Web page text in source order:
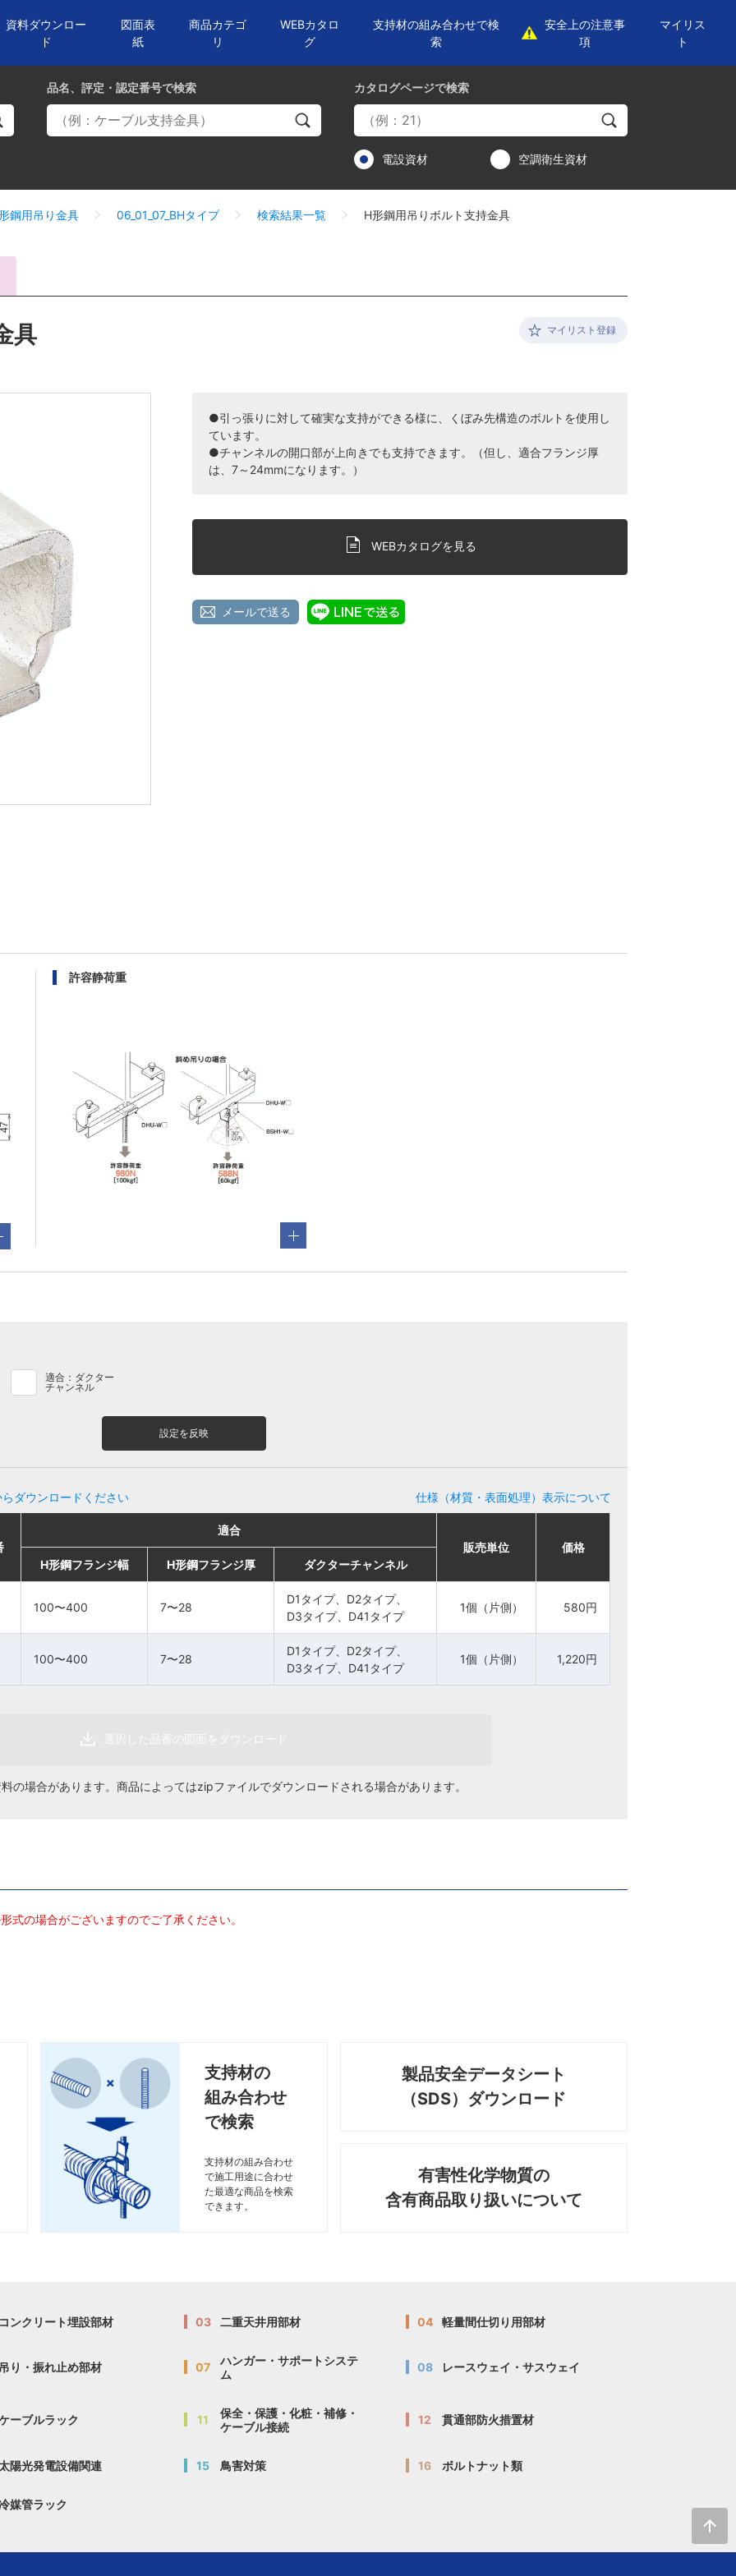
資料ダウンロー
ド
図面表
紙
商品カテゴ
リ
WEBカタロ
グ
支持材の組み合わせで検
索
安全上の注意事
項
マイリス
ト
カタログページで検索
電設資材 空調衛生資材
品名、評定・認定番号で検索
鋼用吊り金具 06_01_07_BHタイプ 検索結果一覧 H形鋼用吊りボルト支持金具
具 マイリスト登録
●引っ張りに対して確実な支持ができる様に、くぼみ先構造のボルトを使用し
ています。
●チャンネルの開口部が上向きでも支持できます。（但し、適合フランジ厚
は、7～24mmになります。）
WEBカタログを見る
メールで送る
許容静荷重
適合：ダクター
チャンネル
設定を反映
ダウンロードください 仕様（材質・表面処理）表示について
販売単位
価格
H形鋼フランジ幅
H形鋼フランジ厚 ダクターチャンネル
D1タイプ、D2タイ
D3タイプ、D41タ
1個（片側）
D1タイプ、D2タイ
イプ
適合
販売単位
価格
H形鋼フランジ幅
H形鋼フランジ厚 ダクターチャンネル
100〜400 7〜28
D1タイプ、D2タイプ、
D3タイプ、D41タイプ
1個（片側） 580円
100〜400 7〜28
D1タイプ、D2タイプ、
D3タイプ、D41タイプ
1個（片側） 1,220円
販売単位
価格
H形鋼フランジ幅
H形鋼フランジ厚 ダクターチャンネル
D1タイプ、D2タイ
D3タイプ、D41タ
1個（片側）
D1タイプ、D2タイ
イプ
適合
販売単位
価格
H形鋼フランジ幅
H形鋼フランジ厚 ダクターチャンネル
100〜400 7〜28
D1タイプ、D2タイプ、
D3タイプ、D41タイプ
1個（片側） 580円
100〜400 7〜28
D1タイプ、D2タイプ、
D3タイプ、D41タイプ
1個（片側） 1,220円
選択した品番の図面をダウンロード
の場合があります。商品によってはzipファイルでダウンロードされる場合があります。
式の場合がございますのでご了承ください。
支持材の
組み合わせ
で検索
支持材の組み合わせ
で施工用途に合わせ
た最適な商品を検索
できます。
製品安全データシート
（SDS）ダウンロード
有害性化学物質の
含有商品取り扱いについて
ンクリート埋設部材 03 二重天井用部材 04 軽量間仕切り用部材
り・振れ止め部材 07
ハンガー・サポートシステ
ム
08 レースウェイ・サスウェイ
ーブルラック 11
保全・保護・化粧・補修・
ケーブル接続
12 貫通部防火措置材
陽光発電設備関連 15 鳥害対策 16 ボルトナット類
媒管ラック